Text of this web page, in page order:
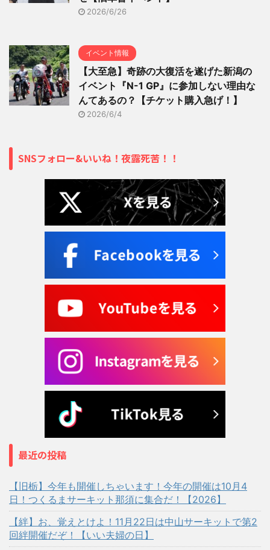
2026/6/26
イベント情報
【大至急】奇跡の大復活を遂げた新潟の
イベント『N-1 GP』に参加しない理由な
んてあるの？【チケット購入急げ！】
2026/6/4
SNSフォロー&いいね！夜露死苦！！
最近の投稿
【旧栃】今年も開催しちゃいます！今年の開催は10月4
日！つくるまサーキット那須に集合だ！【2026】
【絆】お、覚えとけよ！11月22日は中山サーキットで第2
回絆開催だぞ！【いい夫婦の日】